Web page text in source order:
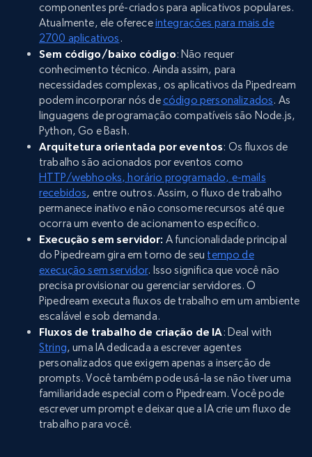
componentes pré-criados para aplicativos populares.
Atualmente, ele ofereceintegrações para mais de
2700 aplicativos .
Sem código/baixo código: Não requer
conhecimento técnico. Ainda assim, para
necessidades complexas, os aplicativos da Pipedream
podem incorporar nós decódigo personalizados. As
linguagens de programação compatíveis são Node.js,
Python, Go e Bash.
Arquitetura orientada por eventos: Os fluxos de
trabalho são acionados por eventos como
HTTP/webhooks, horário programado, e-mails
recebidos, entre outros. Assim, o fluxo de trabalho
permanece inativo e não consome recursos até que
ocorra um evento de acionamento específico.
Execução sem servidor: A funcionalidade principal
do Pipedream gira em torno de seu tempo de
execução sem servidor. Isso significa que você não
precisa provisionar ou gerenciar servidores. O
Pipedream executa fluxos de trabalho em um ambiente
escalável e sob demanda.
Fluxos de trabalho de criação de IA : Deal with
String, uma IA dedicada a escrever agentes
personalizados que exigem apenas a inserção de
prompts. Você também pode usá-la se não tiver uma
familiaridade especial com o Pipedream. Você pode
escrever um prompt e deixar que a IA crie um fluxo de
trabalho para você.